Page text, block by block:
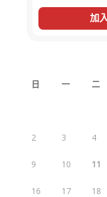
日 一 二
2 3 4
9 10 11
16 17 18